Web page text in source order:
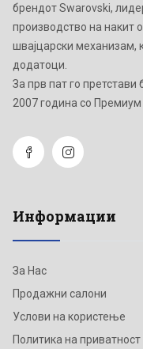
брендот Swarovski,
производство на накит
швајцарски механизам,
додатоци.
Зa прв пат го
2007 година со Премиум
Информации
За Нас
Продажни салони
Услови на користење
Политика на приватност